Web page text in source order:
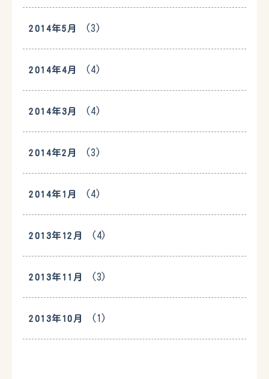
2014年5月 (3)
2014年4月 (4)
2014年3月 (4)
2014年2月 (3)
2014年1月 (4)
2013年12月 (4)
2013年11月 (3)
2013年10月 (1)